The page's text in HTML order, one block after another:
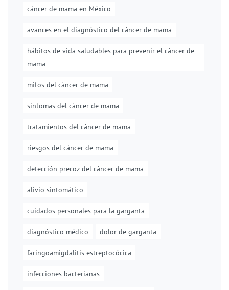
cáncer de mama en México
avances en el diagnóstico del cáncer de mama
hábitos de vida saludables para prevenir el cáncer de
mama
mitos del cáncer de mama
síntomas del cáncer de mama
tratamientos del cáncer de mama
riesgos del cáncer de mama
detección precoz del cáncer de mama
alivio sintomático
cuidados personales para la garganta
diagnóstico médico dolor de garganta
faringoamigdalitis estreptocócica
infecciones bacterianas